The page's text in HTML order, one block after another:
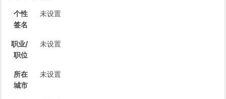
个性
签名
未设置
职业/
职位
未设置
所在
城市
未设置